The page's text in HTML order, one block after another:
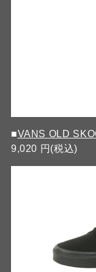
■VANS OLD
9,020 円(税込)